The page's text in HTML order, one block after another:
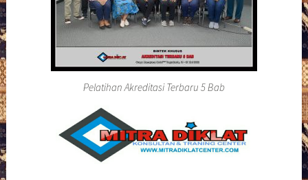
Pelatihan Akreditasi Terbaru 5 Bab